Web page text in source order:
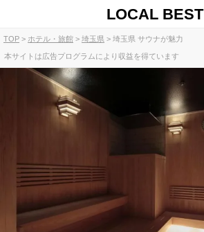
LOCAL BEST
TOP ホテル・旅館 埼玉県 埼玉県 サウナが魅力
本サイトは広告プログラムにより収益を得ています